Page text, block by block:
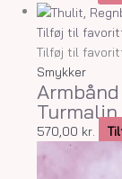
Tilføj til
Tilføj til
Smykker
570,00 kr.